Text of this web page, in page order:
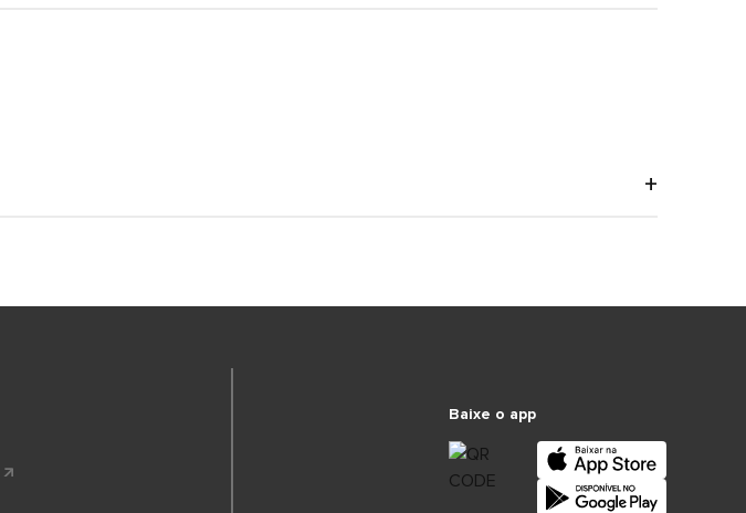
Baixe o app